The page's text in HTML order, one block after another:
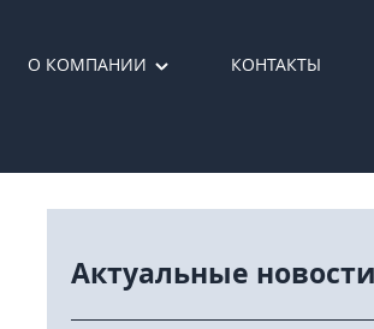
О КОМПАНИИ КОНТАКТЫ
Актуальные новости